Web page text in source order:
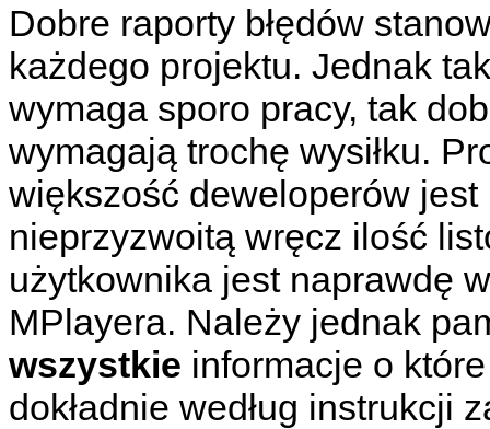
Dobre raporty błędów
każdego projektu. Jednak
wymaga sporo pracy, tak
wymagają trochę wysiłku.
większość deweloperów
nieprzyzwoitą wręcz ilość
użytkownika jest naprawdę
MPlayera. Należy jednak
wszystkie informacje o
dokładnie według instrukcji